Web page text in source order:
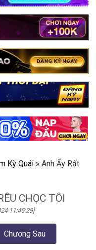
Kỳ Quái » Anh Ấy Rất
CHỌC TÔI
11:45:29]
Chương Sau